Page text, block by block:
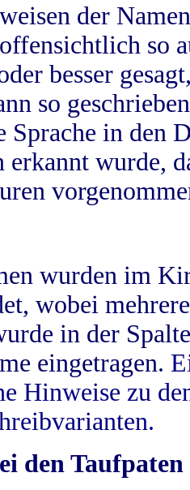
der
so
besser
so
Sprache in
erkannt wurde,
wurden im
wobei
in der
eingetragen.
Hinweise zu
den Taufpaten